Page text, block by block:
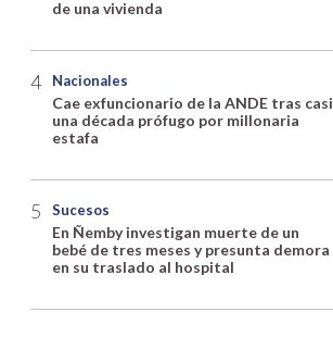
de una vivienda
Nacionales
Cae exfuncionario de la ANDE tras casi
una década prófugo por millonaria
estafa
Sucesos
En Ñemby investigan muerte de un
bebé de tres meses y presunta demora
en su traslado al hospital